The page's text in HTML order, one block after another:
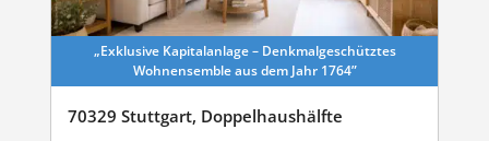
„Exklusive Kapital­anlage – Denkmal­ge­schütztes
Wohnensemble aus dem Jahr 1764”
70329 Stuttgart, Doppelhaushälfte